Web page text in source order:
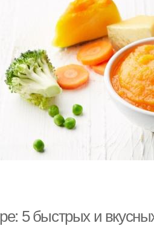
5 быстрых и